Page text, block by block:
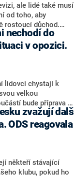
ale lidé také musí
od toho, aby
rostoucí důchod.
hnutí Naše
CNN Prima NEWS.
být člověk, který by
financí a rozvoj,
hodnotit nechtěl.
nechodí do
v opozici.
lidovci chystají k
velkou
bude příprava na
na setkání s novináři
Ten zároveň v
Popsal i
nebo političtí
v defenzivě. „Je to
vlády. Ministři s
ale ukazovat
ODS reagovala
někteří stávající
klubu, pokud ho